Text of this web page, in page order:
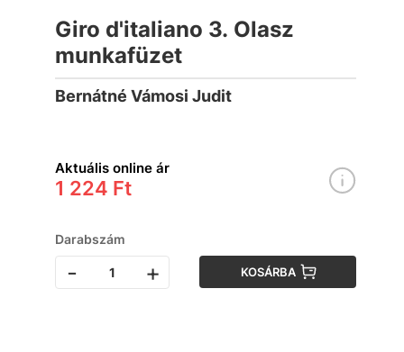
Giro d'italiano 3. Olasz
munkafüzet
Bernátné Vámosi Judit
Aktuális online ár
1 224 Ft
Darabszám
- + KOSÁRBA